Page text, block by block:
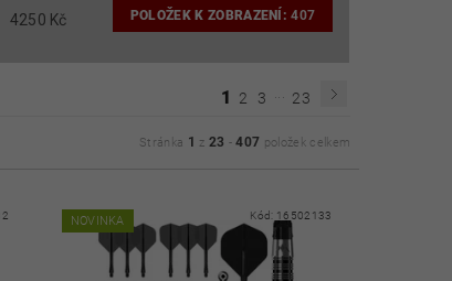
4250 Kč POLOŽEK K ZOBRAZENÍ:407
1 2 3 ... 23
Stránka 1 z 23 -407 položek celkem
NOVINKA Kód: 16502133